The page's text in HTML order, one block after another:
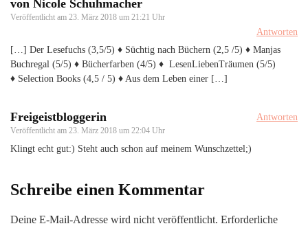
von Nicole Schuhmacher
Veröffentlicht am 23. März 2018 um 21:21 Uhr
Antworten
[…] Der Lesefuchs (3,5/5) ♦ Süchtig nach Büchern (2,5 /5) ♦ Manjas
Buchregal (5/5) ♦ Bücherfarben (4/5) ♦ LesenLiebenTräumen (5/5)
♦ Selection Books (4,5 / 5) ♦ Aus dem Leben einer […]
Freigeistbloggerin
Veröffentlicht am 23. März 2018 um 22:04 Uhr
Antworten
Klingt echt gut:) Steht auch schon auf meinem Wunschzettel;)
Schreibe einen Kommentar
Deine E-Mail-Adresse wird nicht veröffentlicht. Erforderliche